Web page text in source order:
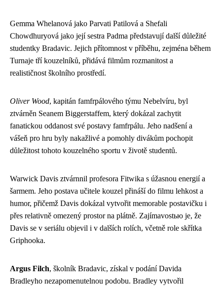
Gemma Whelanová jako Parvati Patilová a Shefali
Chowdhuryová jako její sestra Padma představují další důležité
studentky Bradavic. Jejich přítomnost v příběhu, zejména během
Turnaje tří kouzelníků, přidává filmům rozmanitost a
realističnost školního prostředí.
Oliver Wood, kapitán famfrpálového týmu Nebelvíru, byl
ztvárněn Seanem Biggerstaffem, který dokázal zachytit
fanatickou oddanost své postavy famfrpálu. Jeho nadšení a
vášeň pro hru byly nakažlivé a pomohly divákům pochopit
důležitost tohoto kouzelného sportu v životě studentů.
Warwick Davis ztvárnnil profesora Fitwika s úžasnou energií a
šarmem. Jeho postava učitele kouzel přináší do filmu lehkost a
humor, přičemž Davis dokázal vytvořit memorable postavičku i
přes relativně omezený prostor na plátně. Zajímavostью je, že
Davis se v seriálu objevil i v dalších rolích, včetně role skřítka
Griphooka.
Argus Filch, školník Bradavic, získal v podání Davida
Bradleyho nezapomenutelnou podobu. Bradley vytvořil